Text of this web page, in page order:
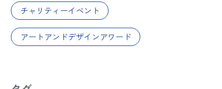
チャリティーイベント
アートアンドデザインアワード